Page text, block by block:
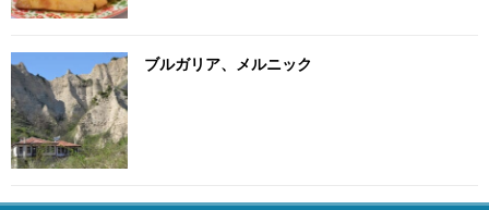
ブルガリア、メルニック